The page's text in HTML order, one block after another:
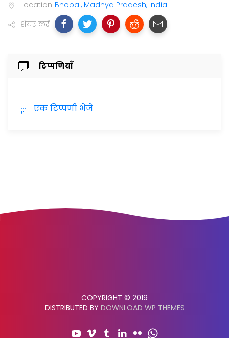
Location Bhopal, Madhya Pradesh, India
शेयर करें
टिप्पणियाँ
एक टिप्पणी भेजें
COPYRIGHT © 2019
DISTRIBUTED BY DOWNLOAD WP THEMES